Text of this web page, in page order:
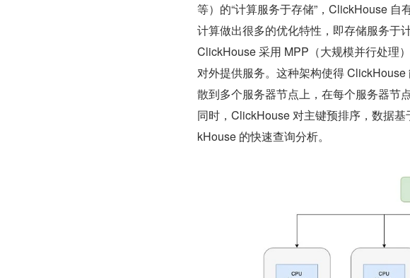
等）的“计算服务于存储”，ClickHouse
计算做出很多的优化特性，即存储服务于计
ClickHouse 采用 MPP（大规模并行处理
对外提供服务。这种架构使得
散到多个服务器节点上，在每个服务器节点
同时，ClickHouse 对主键预排序，数据
kHouse 的快速查询分析。